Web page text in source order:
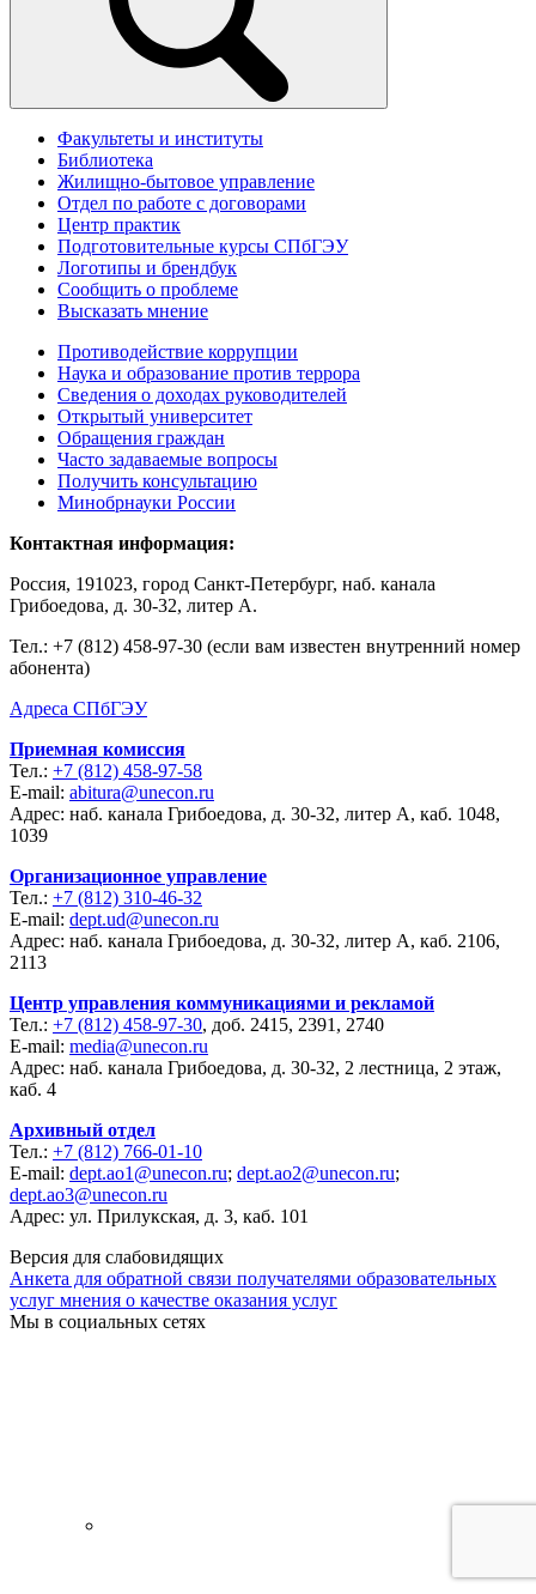
Факультеты и институты
Библиотека
Жилищно-бытовое управление
Отдел по работе с договорами
Центр практик
Подготовительные курсы СПбГЭУ
Логотипы и брендбук
Сообщить о проблеме
Высказать мнение
Противодействие коррупции
Наука и образование против террора
Сведения о доходах руководителей
Открытый университет
Обращения граждан
Часто задаваемые вопросы
Получить консультацию
Минобрнауки России
Контактная информация:
Россия, 191023, город Санкт-Петербург, наб. канала
Грибоедова, д. 30-32, литер А.
Тел.: +7 (812) 458-97-30 (если вам известен внутренний номер
абонента)
Адреса СПбГЭУ
Приемная комиссия
Тел.: +7 (812) 458-97-58
E-mail: abitura@unecon.ru
Адрес: наб. канала Грибоедова, д. 30-32, литер А, каб. 1048,
1039
Организационное управление
Тел.: +7 (812) 310-46-32
E-mail: dept.ud@unecon.ru
Адрес: наб. канала Грибоедова, д. 30-32, литер А, каб. 2106,
2113
Центр управления коммуникациями и рекламой
Тел.: +7 (812) 458-97-30, доб. 2415, 2391, 2740
E-mail: media@unecon.ru
Адрес: наб. канала Грибоедова, д. 30-32, 2 лестница, 2 этаж,
каб. 4
Архивный отдел
Тел.: +7 (812) 766-01-10
E-mail: dept.ao1@unecon.ru; dept.ao2@unecon.ru;
dept.ao3@unecon.ru
Адрес: ул. Прилукская, д. 3, каб. 101
Версия для слабовидящих
Анкета для обратной связи получателями образовательных
услуг мнения о качестве оказания услуг
Мы в социальных сетях